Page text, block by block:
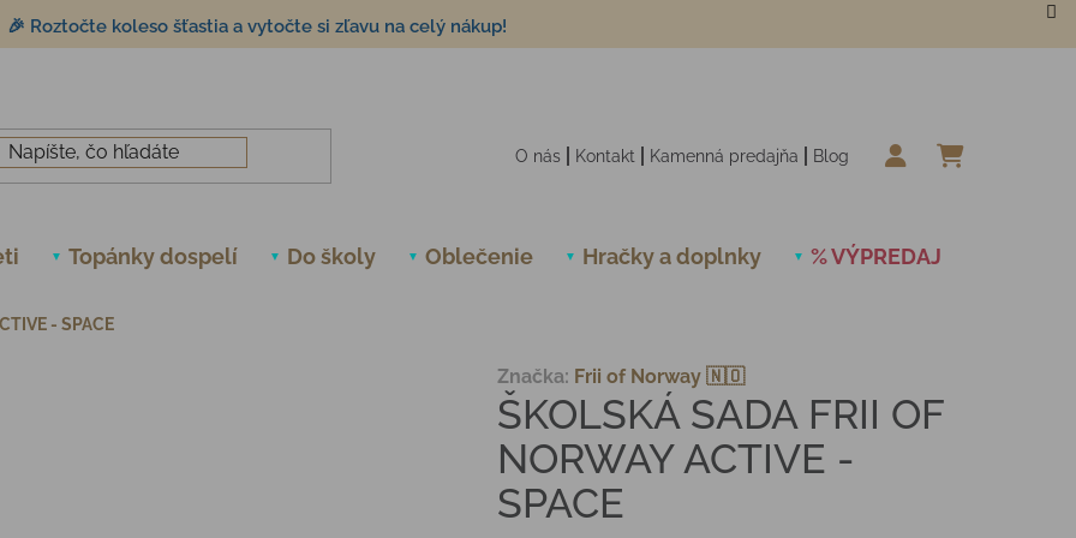
🎉 Roztočte koleso šťastia a vytočte si zľavu na celý nákup!
O nás Kontakt Kamenná predajňa Blog
Topánky dospelí Do školy Oblečenie Hračky a doplnky % VÝPREDAJ
- SPACE
ŠKOLSKÁ SADA FRII OF
NORWAY ACTIVE -
SPACE
Značka: Frii of Norway 🇳🇴